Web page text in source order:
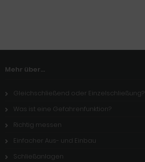
Mehr über...
Gleichschließend oder Einzelschließung?
Was ist eine Gefahrenfunktion?
Richtig messen
Einfacher Aus- und Einbau
Schließanlagen